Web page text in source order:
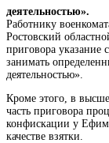
деятельностью».
Работнику
Ростовский
приговора указание
занимать
деятельностью».
Кроме этого, в
часть приговора
конфискации у
качестве взятки.